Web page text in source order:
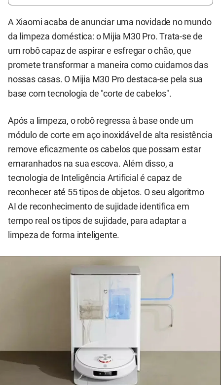
A Xiaomi acaba de anunciar uma novidade no mundo
da limpeza doméstica: o Mijia M30 Pro. Trata-se de
um robô capaz de aspirar e esfregar o chão, que
promete transformar a maneira como cuidamos das
nossas casas. O Mijia M30 Pro destaca-se pela sua
base com tecnologia de "corte de cabelos".
Após a limpeza, o robô regressa à base onde um
módulo de corte em aço inoxidável de alta resistência
remove eficazmente os cabelos que possam estar
emaranhados na sua escova. Além disso, a
tecnologia de Inteligência Artificial é capaz de
reconhecer até 55 tipos de objetos. O seu algoritmo
AI de reconhecimento de sujidade identifica em
tempo real os tipos de sujidade, para adaptar a
limpeza de forma inteligente.